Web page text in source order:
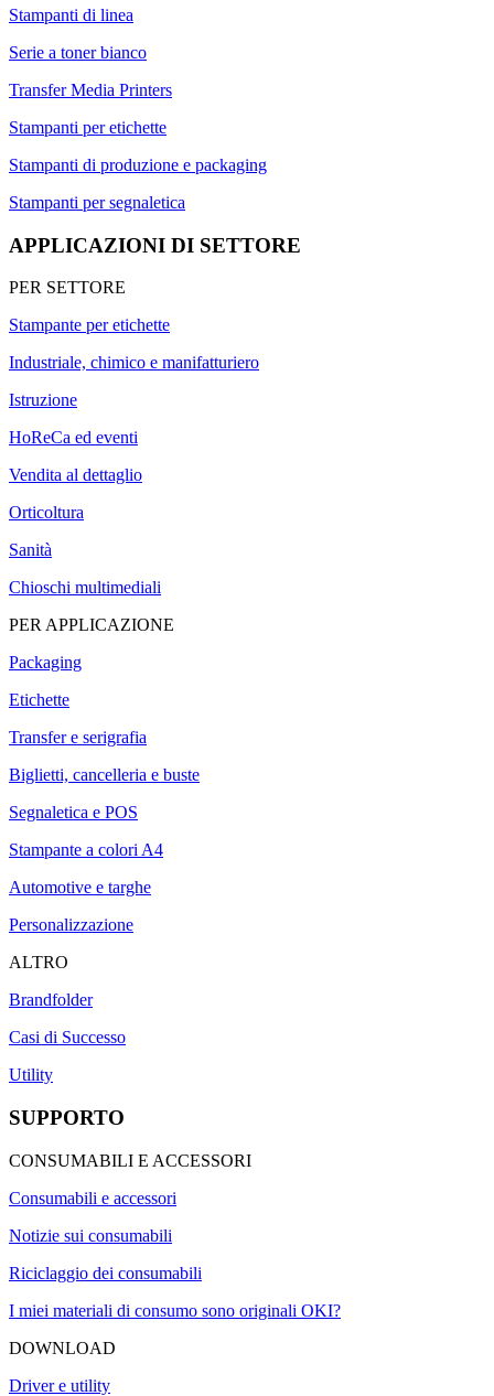
Stampanti di linea
Serie a toner bianco
Transfer Media Printers
Stampanti per etichette
Stampanti di produzione e packaging
Stampanti per segnaletica
APPLICAZIONI DI SETTORE
PER SETTORE
Stampante per etichette
Industriale, chimico e manifatturiero
Istruzione
HoReCa ed eventi
Vendita al dettaglio
Orticoltura
Sanità
Chioschi multimediali
PER APPLICAZIONE
Packaging
Etichette
Transfer e serigrafia
Biglietti, cancelleria e buste
Segnaletica e POS
Stampante a colori A4
Automotive e targhe
Personalizzazione
ALTRO
Brandfolder
Casi di Successo
Utility
SUPPORTO
CONSUMABILI E ACCESSORI
Consumabili e accessori
Notizie sui consumabili
Riciclaggio dei consumabili
I miei materiali di consumo sono originali OKI?
DOWNLOAD
Driver e utility